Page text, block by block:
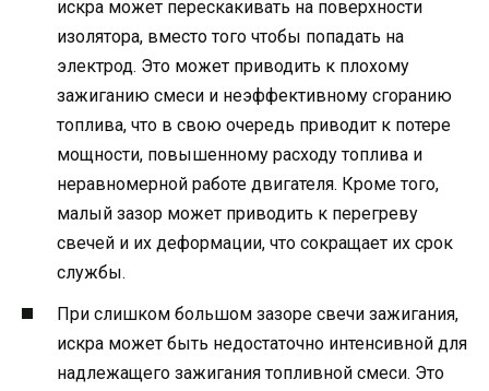
искра может перескакивать на поверхности
изолятора, вместо того чтобы попадать на
электрод. Это может приводить к плохому
зажиганию смеси и неэффективному сгоранию
топлива, что в свою очередь приводит к потере
мощности, повышенному расходу топлива и
неравномерной работе двигателя. Кроме того,
малый зазор может приводить к перегреву
свечей и их деформации, что сокращает их срок
службы.
При слишком большом зазоре свечи зажигания,
искра может быть недостаточно интенсивной для
надлежащего зажигания топливной смеси. Это